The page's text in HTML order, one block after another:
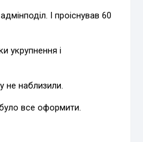
І проіснував 60
укрупнення і
не наблизили.
все оформити.